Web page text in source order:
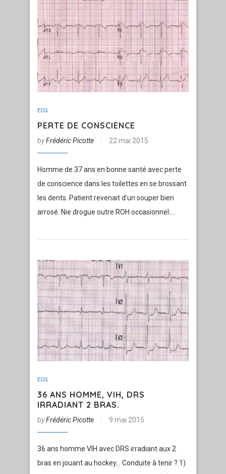
ECG
PERTE DE CONSCIENCE
byFrédéric Picotte 22 mai 2015
Homme de 37 ans en bonne santé avec perte
de conscience dans les toilettes en se brossant
les dents. Patient revenait d’un souper bien
arrosé. Nie drogue outre ROH occasionnel.…
ECG
36 ANS HOMME, VIH, DRS
IRRADIANT 2 BRAS.
byFrédéric Picotte 9 mai 2015
36 ans homme VIH avec DRS irradiant aux 2
bras en jouant au hockey… Conduite à tenir ? 1)